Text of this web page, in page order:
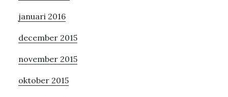
januari 2016
december 2015
november 2015
oktober 2015